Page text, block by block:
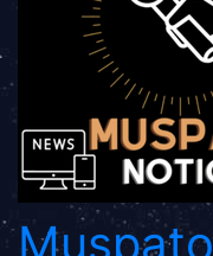
Muspato